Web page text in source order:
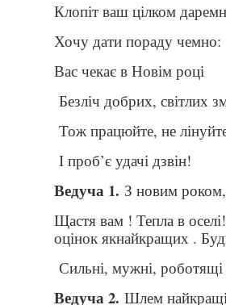
Клопіт ваш цілком
Хочу дати пораду чемно:
Вас чекає в Новім році
Безліч добрих, світлих
Тож працюйте, не
І проб’є удачі дзвін!
Ведуча 1. З новим
Щастя вам ! Тепла в
оцінок якнайкращих .
Сильні, мужні,
Ведуча 2. Шлем